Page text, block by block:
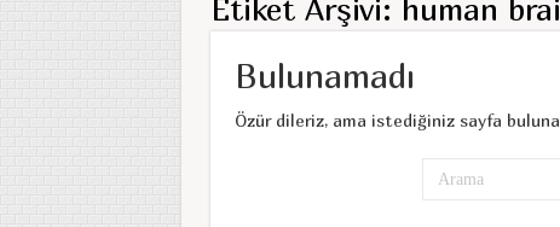
Etiket Arşivi: human
Bulunamadı
Özür dileriz, ama istediğiniz sayfa